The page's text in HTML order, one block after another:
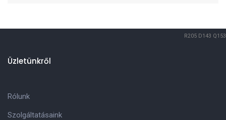
R205 D143 Q153
Üzletünkről
Rólunk
Szolgáltatásaink